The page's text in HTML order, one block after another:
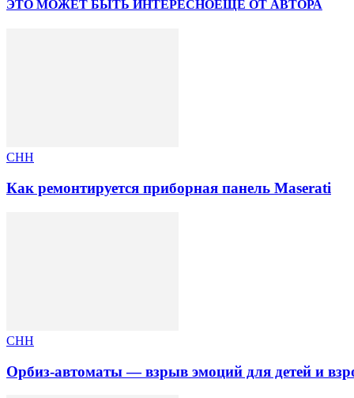
ЭТО МОЖЕТ БЫТЬ ИНТЕРЕСНОЕЩЕ ОТ АВТОРА
СНН
Как ремонтируется приборная панель Maserati
СНН
Орбиз-автоматы — взрыв эмоций для детей и